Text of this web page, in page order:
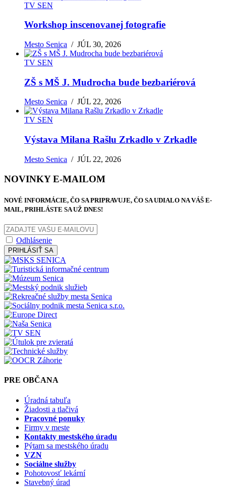
TV SEN
Workshop inscenovanej fotografie
Mesto Senica /JÚL 30, 2026
TV SEN
ZŠ s MŠ J. Mudrocha bude bezbariérová
Mesto Senica /JÚL 22, 2026
TV SEN
Výstava Milana Rašlu Zrkadlo v Zrkadle
Mesto Senica /JÚL 22, 2026
NOVINKY E-MAILOM
NOVÉ INFORMÁCIE, ČO SA PRIPRAVUJE, ČO SA UDIALO NA VÁŠ E-
MAIL, PRIHLÁSTE SA UŽ DNES!
Odhlásenie
PRIHLÁSIŤ SA
PRE OBČANA
Úradná tabuľa
Žiadosti a tlačivá
Pracovné ponuky
Firmy v meste
Kontakty mestského úradu
Pýtam sa mestského úradu
VZN
Sociálne služby
Pohotovosť lekární
Stavebný úrad